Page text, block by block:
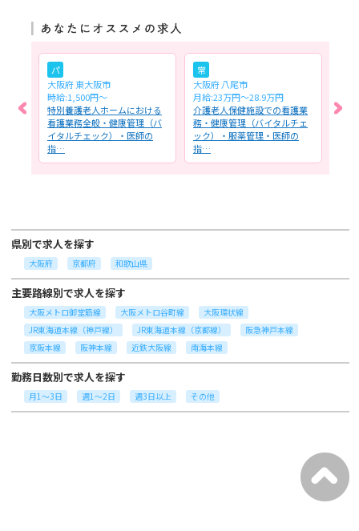
パ
大阪府 東大阪市
時給:1,500円～
特別養護老人ホームにおける
看護業務全般・健康管理（バ
イタルチェック）・医師の
指…
常
大阪府 八尾市
月給:23万円～28.9万円
介護老人保健施設での看護業
務・健康管理（バイタルチェ
ック）・服薬管理・医師の
指…
看護
県別で求人を探す
大阪府 京都府 和歌山県
主要路線別で求人を探す
大阪メトロ御堂筋線 大阪メトロ谷町線
大阪環状線
JR東海道本線（神戸線）
JR東海道本線（京都線）
阪急神戸本線
京阪本線
阪神本線 近鉄大阪線 南海本線
勤務日数別で求人を探す
月1～3日 週1～2日 週3日以上 その他